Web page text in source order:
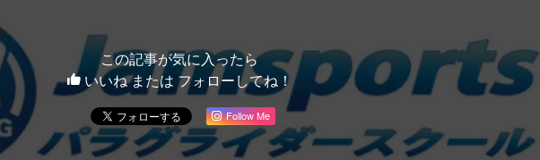
この記事が気に入ったら
いいね または フォローしてね！
Follow Me